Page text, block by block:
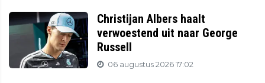
Christijan Albers haalt
verwoestend uit naar George
Russell
06 augustus 2026 17:02